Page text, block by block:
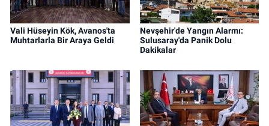
Vali Hüseyin Kök, Avanos'ta
Muhtarlarla Bir Araya Geldi
Nevşehir'de Yangın Alarmı:
Sulusaray'da Panik Dolu
Dakikalar